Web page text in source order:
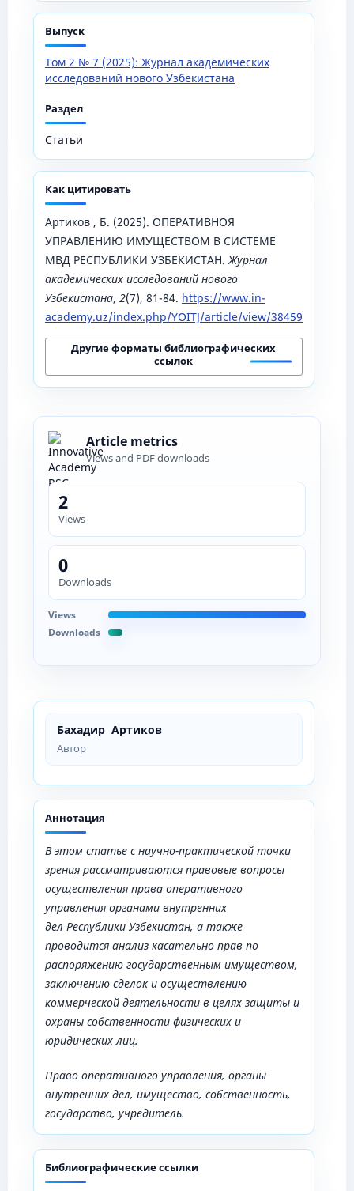
Бахадир Артиков
Автор
Аннотация
Вэтом статье с научно-практической точки
зрения рассматриваются правовые вопросы
осуществления права оперативного
управления органами внутренних
дел Республики Узбекистан, а также
проводится анализ касательно прав по
распоряжению государственным имуществом,
заключению сделок и осуществлению
коммерческой деятельности в целях защиты и
охраны собственности физических и
юридических лиц.
Право оперативного управления, органы
внутренних дел, имущество, собственность,
государство, учредитель.
Библиографические ссылки
Выпуск
Том 2 № 7 (2025): Журнал академических
исследований нового Узбекистана
Раздел
Статьи
Как цитировать
Артиков , Б. (2025). ОПЕРАТИВНОЯ
УПРАВЛЕНИЮ ИМУЩЕСТВОМ В СИСТЕМЕ
МВД РЕСПУБЛИКИ УЗБЕКИСТАН.Журнал
академических исследований нового
Узбекистана, 2(7), 81-84. https://www.in-
academy.uz/index.php/YOITJ/article/view/38459
Другие форматы библиографических
ссылок
Article metrics
Views and PDF downloads
2
Views
0
Downloads
Views
Downloads